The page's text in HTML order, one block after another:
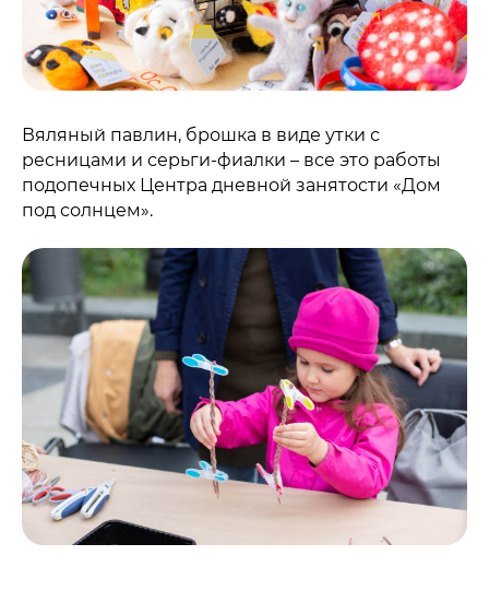
Вяляный павлин, брошка в виде утки с
ресницами и серьги-фиалки – все это работы
подопечных Центра дневной занятости «Дом
под солнцем».